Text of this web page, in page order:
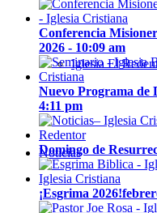
Iglesia El
Noticias
Conferencia
2026 - 10:09 am
Nuevo Programa de
4:11 pm
Domingo de
¡Esgrima 2026!